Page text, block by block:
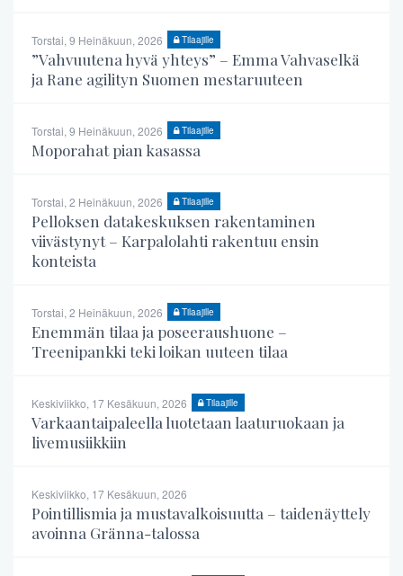
Torstai, 9 Heinäkuun, 2026 Tilaajille
”Vahvuutena hyvä yhteys” – Emma Vahvaselkä
ja Rane agilityn Suomen mestaruuteen
Torstai, 9 Heinäkuun, 2026 Tilaajille
Moporahat pian kasassa
Torstai, 2 Heinäkuun, 2026 Tilaajille
Pelloksen datakeskuksen rakentaminen
viivästynyt – Karpalolahti rakentuu ensin
konteista
Torstai, 2 Heinäkuun, 2026 Tilaajille
Enemmän tilaa ja poseeraushuone –
Treenipankki teki loikan uuteen tilaa
Keskiviikko, 17 Kesäkuun, 2026 Tilaajille
Varkaantaipaleella luotetaan laaturuokaan ja
livemusiikkiin
Keskiviikko, 17 Kesäkuun, 2026
Pointillismia ja mustavalkoisuutta – taidenäyttely
avoinna Gränna-talossa